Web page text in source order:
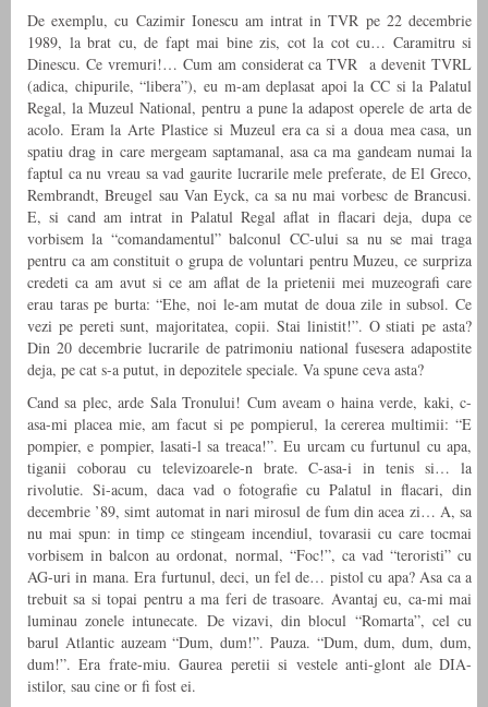
De exemplu, cu Cazimir Ionescu am intrat in TVR pe 22 decembrie
1989, la brat cu, de fapt mai bine zis, cot la cot cu… Caramitru si
Dinescu. Ce vremuri!… Cum am considerat ca TVR a devenit TVRL
(adica, chipurile, “libera”), eu m-am deplasat apoi la CC si la Palatul
Regal, la Muzeul National, pentru a pune la adapost operele de arta de
acolo. Eram la Arte Plastice si Muzeul era ca si a doua mea casa, un
spatiu drag in care mergeam saptamanal, asa ca ma gandeam numai la
faptul ca nu vreau sa vad gaurite lucrarile mele preferate, de El Greco,
Rembrandt, Breugel sau Van Eyck, ca sa nu mai vorbesc de Brancusi.
E, si cand am intrat in Palatul Regal aflat in flacari deja, dupa ce
vorbisem la “comandamentul” balconul CC-ului sa nu se mai traga
pentru ca am constituit o grupa de voluntari pentru Muzeu, ce surpriza
credeti ca am avut si ce am aflat de la prietenii mei muzeografi care
erau taras pe burta: “Ehe, noi le-am mutat de doua zile in subsol. Ce
vezi pe pereti sunt, majoritatea, copii. Stai linistit!”. O stiati pe asta?
Din 20 decembrie lucrarile de patrimoniu national fusesera adapostite
deja, pe cat s-a putut, in depozitele speciale. Va spune ceva asta?
Cand sa plec, arde Sala Tronului! Cum aveam o haina verde, kaki, c-
asa-mi placea mie, am facut si pe pompierul, la cererea multimii: “E
pompier, e pompier, lasati-l sa treaca!”. Eu urcam cu furtunul cu apa,
tiganii coborau cu televizoarele-n brate. C-asa-i in tenis si… la
rivolutie. Si-acum, daca vad o fotografie cu Palatul in flacari, din
decembrie ’89, simt automat in nari mirosul de fum din acea zi… A, sa
nu mai spun: in timp ce stingeam incendiul, tovarasii cu care tocmai
vorbisem in balcon au ordonat, normal, “Foc!”, ca vad “teroristi” cu
AG-uri in mana. Era furtunul, deci, un fel de… pistol cu apa? Asa ca a
trebuit sa si topai pentru a ma feri de trasoare. Avantaj eu, ca-mi mai
luminau zonele intunecate. De vizavi, din blocul “Romarta”, cel cu
barul Atlantic auzeam “Dum, dum!”. Pauza. “Dum, dum, dum, dum,
dum!”. Era frate-miu. Gaurea peretii si vestele anti-glont ale DIA-
istilor, sau cine or fi fost ei.